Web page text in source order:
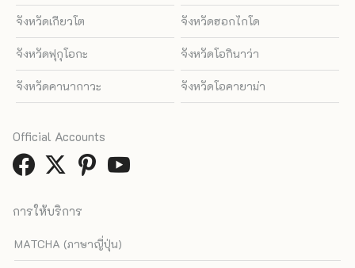
จังหวัดเกียวโต จังหวัดฮอกไกโด
จังหวัดฟุกุโอกะ จังหวัดโอกินาว่า
จังหวัดคานากาวะ จังหวัดโอคายาม่า
การให้บริการ
MATCHA (ภาษาญี่ปุ่น)
Official Accounts